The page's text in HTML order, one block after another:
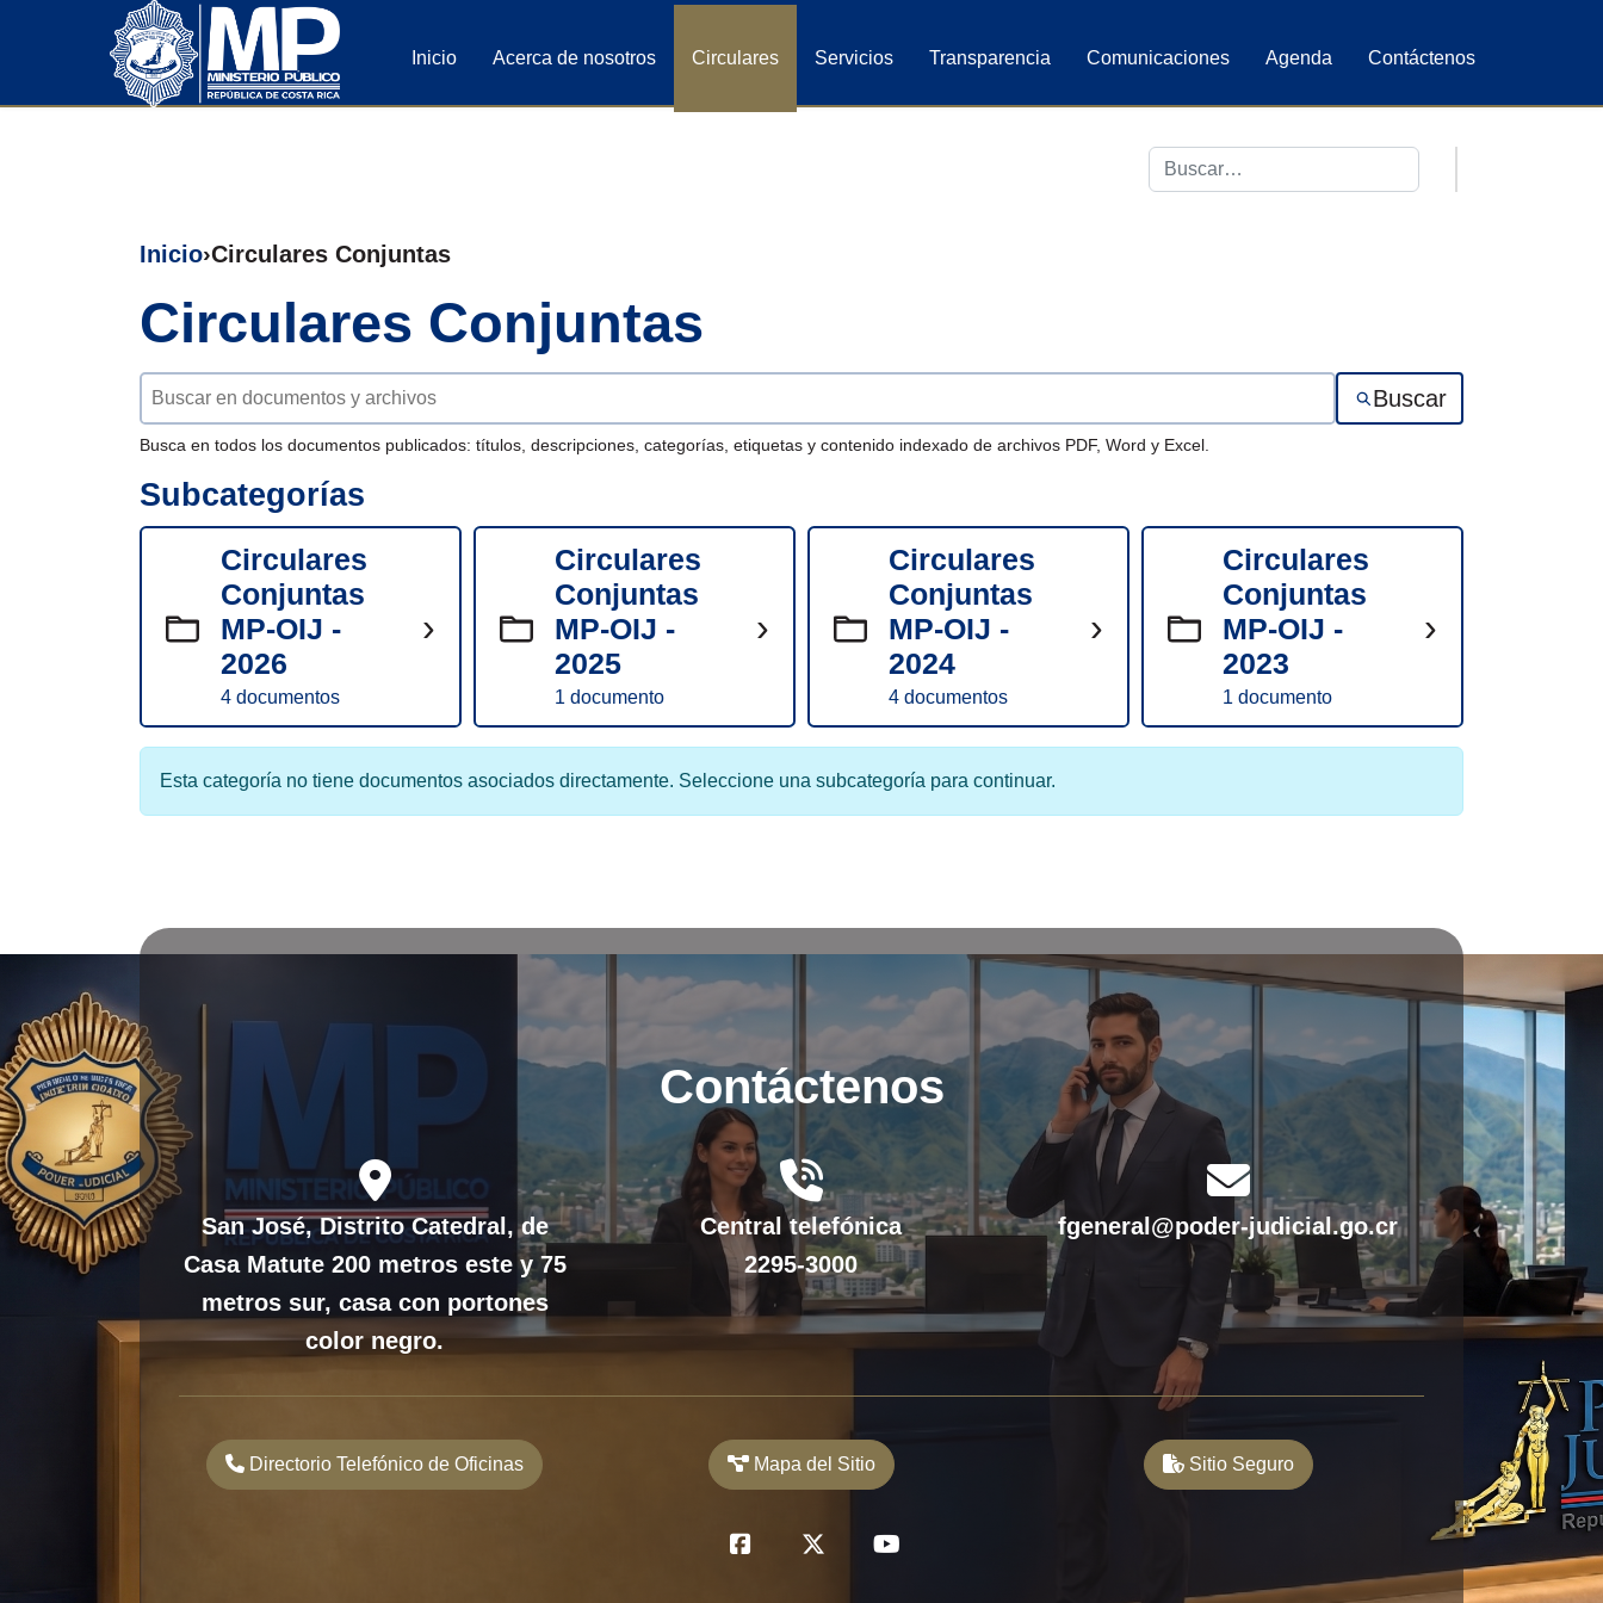
Inicio Acerca de nosotros Circulares Servicios Transparencia Comunicaciones Agenda Contáctenos
Buscar
Inicio Circulares Conjuntas
Circulares Conjuntas
Buscar documentos Buscar
Busca en todos los documentos publicados: títulos, descripciones, categorías, etiquetas y contenido indexado de archivos PDF, Word y Excel.
Subcategorías
Circulares
Conjuntas
MP-OIJ -
2026
4 documentos
›
Circulares
Conjuntas
MP-OIJ -
2025
1 documento
›
Circulares
Conjuntas
MP-OIJ -
2024
4 documentos
›
Circulares
Conjuntas
MP-OIJ -
2023
1 documento
›
Esta categoría no tiene documentos asociados directamente. Seleccione una subcategoría para continuar.
Contáctenos
fas
fa-
location-
dot
San José, Distrito Catedral, de
Casa Matute 200 metros este y 75
metros sur, casa con portones
color negro.
fas
fa-
phone-
volume
Central telefónica
2295-3000
fas
fa-
envelope
fgeneral@poder-judicial.go.cr
Directorio Telefónico de Oficinas Mapa del Sitio Sitio Seguro